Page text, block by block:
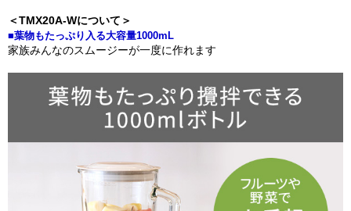
＜TMX20A-Wについて＞
■葉物もたっぷり入る大容量1000mL
家族みんなのスムージーが一度に作れます